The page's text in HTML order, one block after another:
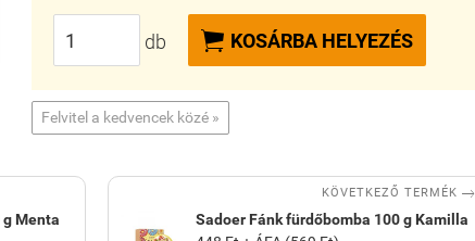
db  KOSÁRBA HELYEZÉS
Felvitel a kedvencek közé »
Menta
KÖVETKEZŐ TERMÉK 
Sadoer Fánk fürdőbomba 100 g Kamilla